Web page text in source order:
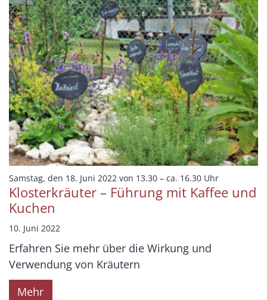
Samstag, den 18. Juni 2022 von 13.30 – ca. 16.30 Uhr:
Klosterkräuter – Führung mit Kaffee und
Kuchen
10. Juni 2022
Erfahren Sie mehr über die Wirkung und
Verwendung von Kräutern
Mehr